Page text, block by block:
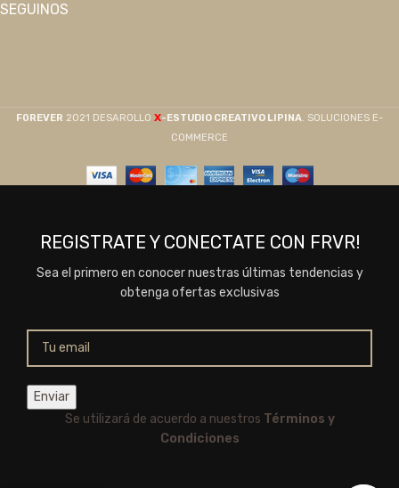
SEGUINOS
F0REVER 2021 DESAROLLO X-ESTUDIO CREATIVO LIPINA. SOLUCIONES E-
COMMERCE
REGISTRATE Y CONECTATE CON FRVR!
Sea el primero en conocer nuestras últimas tendencias y
obtenga ofertas exclusivas
Se utilizará de acuerdo a nuestros Términos y
Condiciones